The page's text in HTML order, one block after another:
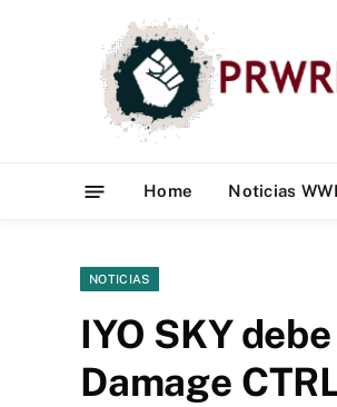
Home Noticias
NOTICIAS
IYO SKY
Damage